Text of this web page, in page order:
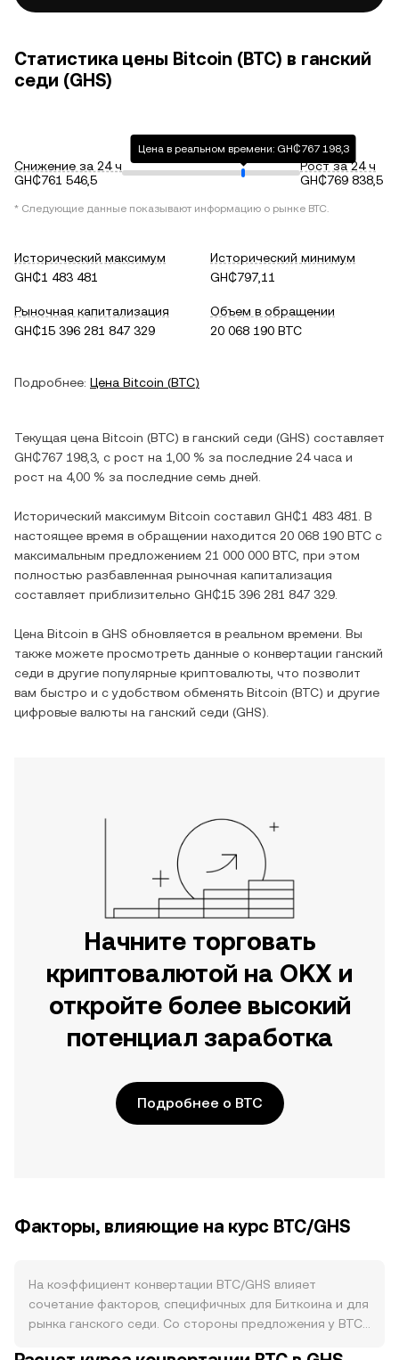
Статистика цены Bitcoin (BTC) в ганский
седи (GHS)
Снижение за 24 ч
GH₵761 546,5
Цена в реальном времени: GH₵767 198,3
Рост за 24 ч
GH₵769 838,5
* Следующие данные показывают информацию о рынке BTC.
Исторический максимум
GH₵1 483 481
Исторический минимум
GH₵797,11
Рыночная капитализация
GH₵15 396 281 847 329
Объем в обращении
20 068 190 BTC
Подробнее: Цена Bitcoin (BTC)
Текущая цена Bitcoin (BTC) в ганский седи (GHS) составляет
GH₵767 198,3 , c рост на 1,00 % за последние 24 часа и
рост на 4,00 % за последние семь дней.
Исторический максимум Bitcoin составил GH₵1 483 481
. В
настоящее время в обращении находится 20 068 190 BTC с
максимальным предложением 21 000 000 BTC , при этом
полностью разбавленная рыночная капитализация
составляет приблизительно GH₵15 396 281 847 329
Цена Bitcoin в GHS обновляется в реальном времени. Вы
также можете просмотреть данные о конвертации ганский
седи в другие популярные криптовалюты, что позволит
вам быстро и с удобством обменять Bitcoin (BTC) и другие
цифровые валюты на ганский седи (GHS).
Начните торговать
криптовалютой на OKX и
откройте более высокий
потенциал заработка
Подробнее о BTC
Факторы, влияющие на курс BTC/GHS
На коэффициент конвертации BTC/GHS влияет
сочетание факторов, специфичных для Биткоина и для
рынка ганского седи. Со стороны предложения у BTC